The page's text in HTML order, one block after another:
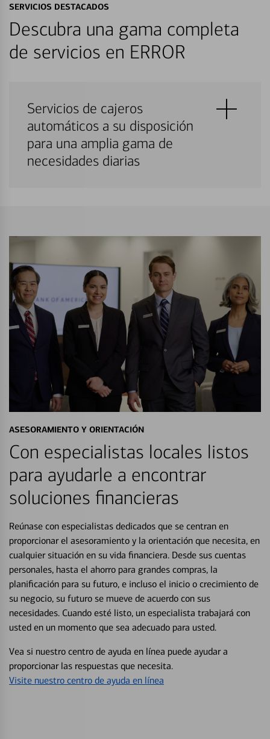
SERVICIOS DESTACADOS
Descubra una gama completa
de servicios en ERROR
Servicios de cajeros
automáticos a su disposición
para una amplia gama de
necesidades diarias
ASESORAMIENTO Y ORIENTACIÓN
Con especialistas locales listos
para ayudarle a encontrar
soluciones financieras
Reúnase con especialistas dedicados que se centran en
proporcionar el asesoramiento y la orientación que necesita, en
cualquier situación en su vida financiera. Desde sus cuentas
personales, hasta el ahorro para grandes compras, la
planificación para su futuro, e incluso el inicio o crecimiento de
su negocio, su futuro se mueve de acuerdo con sus
necesidades. Cuando esté listo, un especialista trabajará con
usted en un momento que sea adecuado para usted.
Vea si nuestro centro de ayuda en línea puede ayudar a
proporcionar las respuestas que necesita.
Visite nuestro centro de ayuda en línea